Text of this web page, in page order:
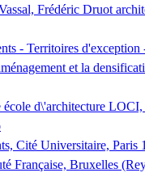
Frédéric Druot
- Territoires
et la
d\'architecture
Cité Universitaire, Paris
Française, Bruxelles